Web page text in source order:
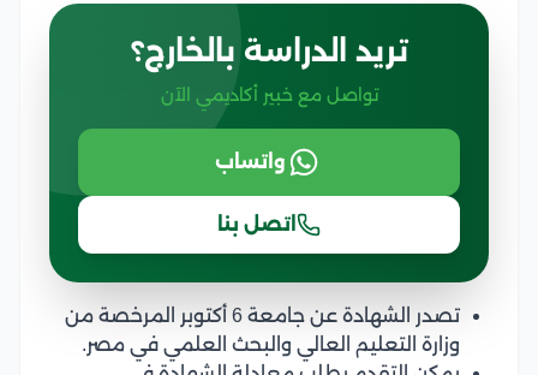
تريد الدراسة بالخارج؟
تواصل مع خبير أكاديمي الآن
واتساب
اتصل بنا
تصدر الشهادة عن جامعة 6 أكتوبر المرخصة من
وزارة التعليم العالي والبحث العلمي في مصر.